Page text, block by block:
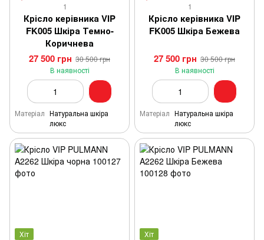
1
Крісло керівника VIP
FK005 Шкіра Темно-
Коричнева
27 500 грн 30 500 грн
В наявності
Матеріал Натуральна шкіра
люкс
1
Крісло керівника VIP
FK005 Шкіра Бежева
27 500 грн 30 500 грн
В наявності
Матеріал Натуральна шкіра
люкс
Хіт
Хіт